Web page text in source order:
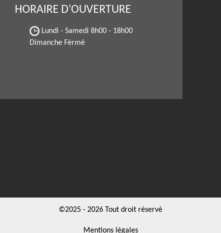
HORAIRE D'OUVERTURE
Lundi - Samedi 8h00 - 18h00
Dimanche Férmé
©2025 - 2026 Tout droit réservé
Mentions légales